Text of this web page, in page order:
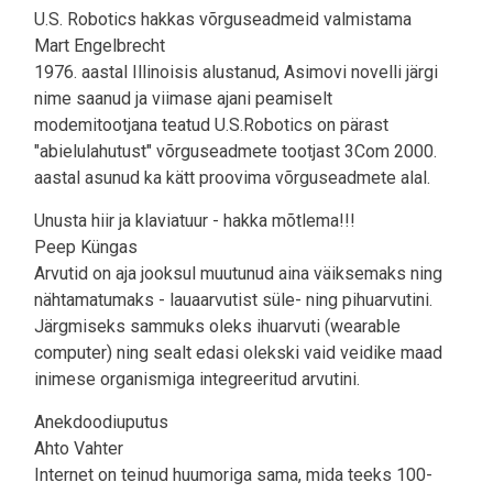
U.S. Robotics hakkas võrguseadmeid valmistama
Mart Engelbrecht
1976. aastal Illinoisis alustanud, Asimovi novelli järgi
nime saanud ja viimase ajani peamiselt
modemitootjana teatud U.S.Robotics on pärast
"abielulahutust" võrguseadmete tootjast 3Com 2000.
aastal asunud ka kätt proovima võrguseadmete alal.
Unusta hiir ja klaviatuur - hakka mõtlema!!!
Peep Küngas
Arvutid on aja jooksul muutunud aina väiksemaks ning
nähtamatumaks - lauaarvutist süle- ning pihuarvutini.
Järgmiseks sammuks oleks ihuarvuti (wearable
computer) ning sealt edasi olekski vaid veidike maad
inimese organismiga integreeritud arvutini.
Anekdoodiuputus
Ahto Vahter
Internet on teinud huumoriga sama, mida teeks 100-